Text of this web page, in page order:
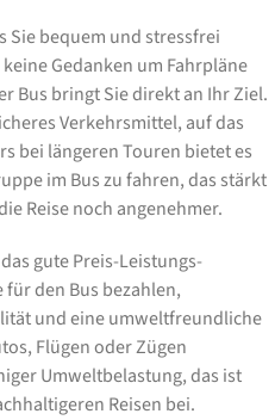
Sie bequem und stressfrei
Gedanken um Fahrpläne
Bus bringt Sie direkt an Ihr Ziel.
Verkehrsmittel, auf das
bei längeren Touren bietet es
im Bus zu fahren, das stärkt
Reise noch angenehmer.
gute Preis-Leistungs-
für den Bus bezahlen,
und eine umweltfreundliche
Flügen oder Zügen
Umweltbelastung, das ist
Reisen bei.